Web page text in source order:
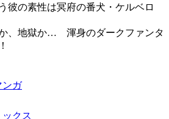
彼の素性は冥府の番犬・ケルベロ
、地獄か… 渾身のダークファンタ
ンガ
クス